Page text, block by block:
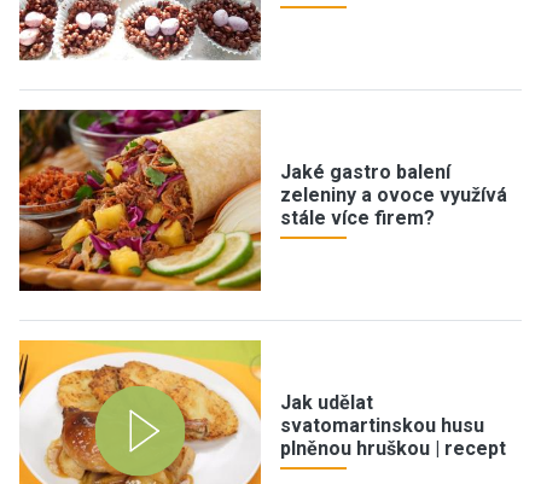
Jaké gastro balení
zeleniny a ovoce využívá
stále více firem?
Jak udělat
svatomartinskou husu
plněnou hruškou | recept